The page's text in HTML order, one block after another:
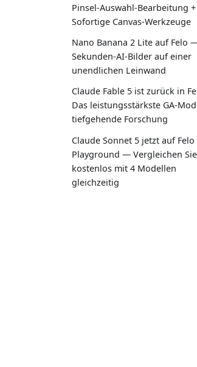
Pinsel-Auswahl-Bearbeitung +
Sofortige Canvas-Werkzeuge
Nano Banana 2 Lite auf Felo
Sekunden-AI-Bilder auf einer
unendlichen Leinwand
Claude Fable 5 ist zurück in
Das leistungsstärkste GA-
tiefgehende Forschung
Claude Sonnet 5 jetzt auf Felo
Playground — Vergleichen Sie
kostenlos mit 4 Modellen
gleichzeitig